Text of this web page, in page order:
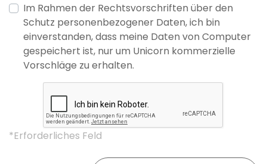
Im Rahmen der Rechtsvorschriften über den
Schutz personenbezogener Daten, ich bin
einverstanden, dass meine Daten von Computer
gespeichert ist, nur um Unicorn kommerzielle
Vorschläge zu erhalten.
*Erforderliches Feld